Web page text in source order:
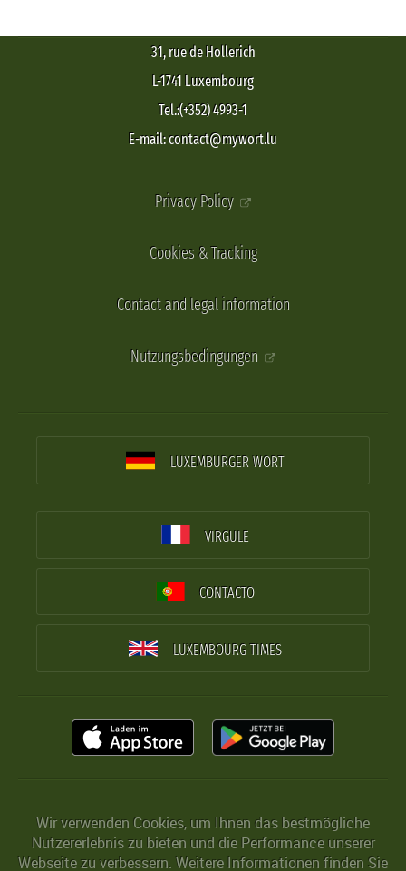
31, rue de Hollerich
L-1741 Luxembourg
Tel.:(+352) 4993-1
E-mail: contact@mywort.lu
Privacy Policy
Cookies & Tracking
Contact and legal information
Nutzungsbedingungen
LUXEMBURGER WORT
VIRGULE
CONTACTO
LUXEMBOURG TIMES
Wir verwenden Cookies, um Ihnen das bestmögliche
Nutzererlebnis zu bieten und die Performance unserer
Webseite zu verbessern. Weitere Informationen finden Sie